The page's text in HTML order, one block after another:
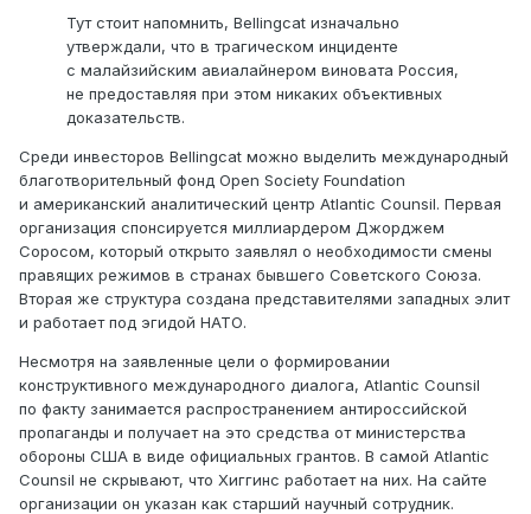
Тут стоит напомнить, Bellingcat изначально
утверждали, что в трагическом инциденте
с малайзийским авиалайнером виновата Россия,
не предоставляя при этом никаких объективных
доказательств.
Среди инвесторов Bellingcat можно выделить международный
благотворительный фонд Open Society Foundation
и американский аналитический центр Atlantic Counsil. Первая
организация спонсируется миллиардером Джорджем
Соросом, который открыто заявлял о необходимости смены
правящих режимов в странах бывшего Советского Союза.
Вторая же структура создана представителями западных элит
и работает под эгидой НАТО.
Несмотря на заявленные цели о формировании
конструктивного международного диалога, Atlantic Counsil
по факту занимается распространением антироссийской
пропаганды и получает на это средства от министерства
обороны США в виде официальных грантов. В самой Atlantic
Counsil не скрывают, что Хиггинс работает на них. На сайте
организации он указан как старший научный сотрудник.